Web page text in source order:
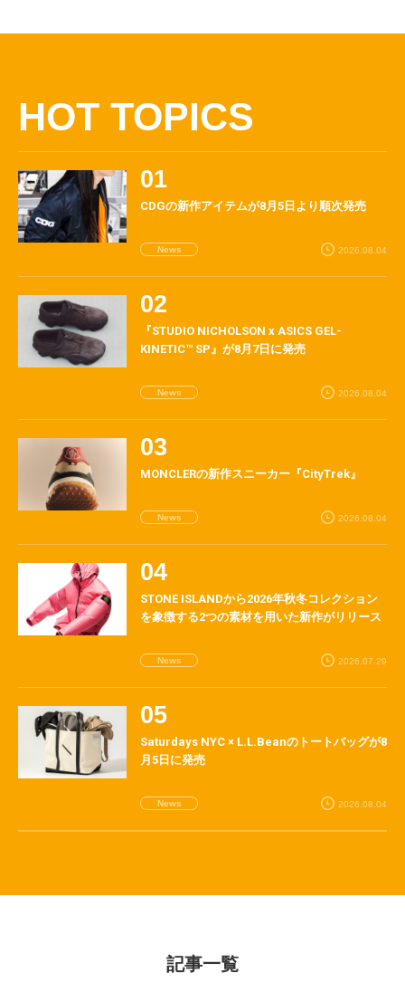
HOT TOPICS
CDGの新作アイテムが8月5日より順次発売
News 2026.08.04
『STUDIO NICHOLSON x ASICS GEL-
KINETIC™ SP』が8月7日に発売
News 2026.08.04
MONCLERの新作スニーカー『CityTrek』
News 2026.08.04
STONE ISLANDから2026年秋冬コレクション
を象徴する2つの素材を用いた新作がリリース
News 2026.07.29
Saturdays NYC × L.L.Beanのトートバッグが8
月5日に発売
News 2026.08.04
記事一覧